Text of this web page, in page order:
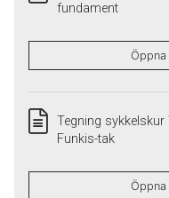
fundament
Öppna
Tegning sykkelskur
Funkis-tak
Öppna